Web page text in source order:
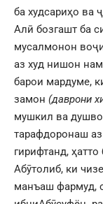
ба худсариҳо ва
Алӣ бозгашт ба
мусалмонон
аз худ нишон
барои мардуме,
замон (даврони
мушкил ва
тарафдоронаш аз
гирифтанд,
Абӯтолиб, ки
манъаш фармуд,